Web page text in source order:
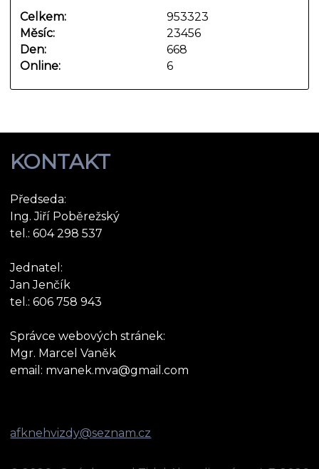
Online: 6
Celkem:
953323
Měsíc:
23456
Den:
668
KONTAKT
Předseda:
Ing. Jiří Poběrežský
tel.: 604 298 537
Jednatel:
Jan Jenčík
tel.: 606 758 943
Správce webových stránek:
Mgr. Marcel Vaněk
email: mvanek.mva@gmail.com
afknehvizdy@seznam.cz